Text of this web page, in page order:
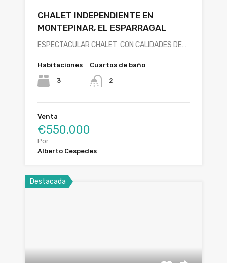
CHALET INDEPENDIENTE EN
MONTEPINAR, EL ESPARRAGAL
ESPECTACULAR CHALET CON CALIDADES DE…
Habitaciones
3
Cuartos de baño
2
Venta
€550.000
Por
Alberto Cespedes
Destacada